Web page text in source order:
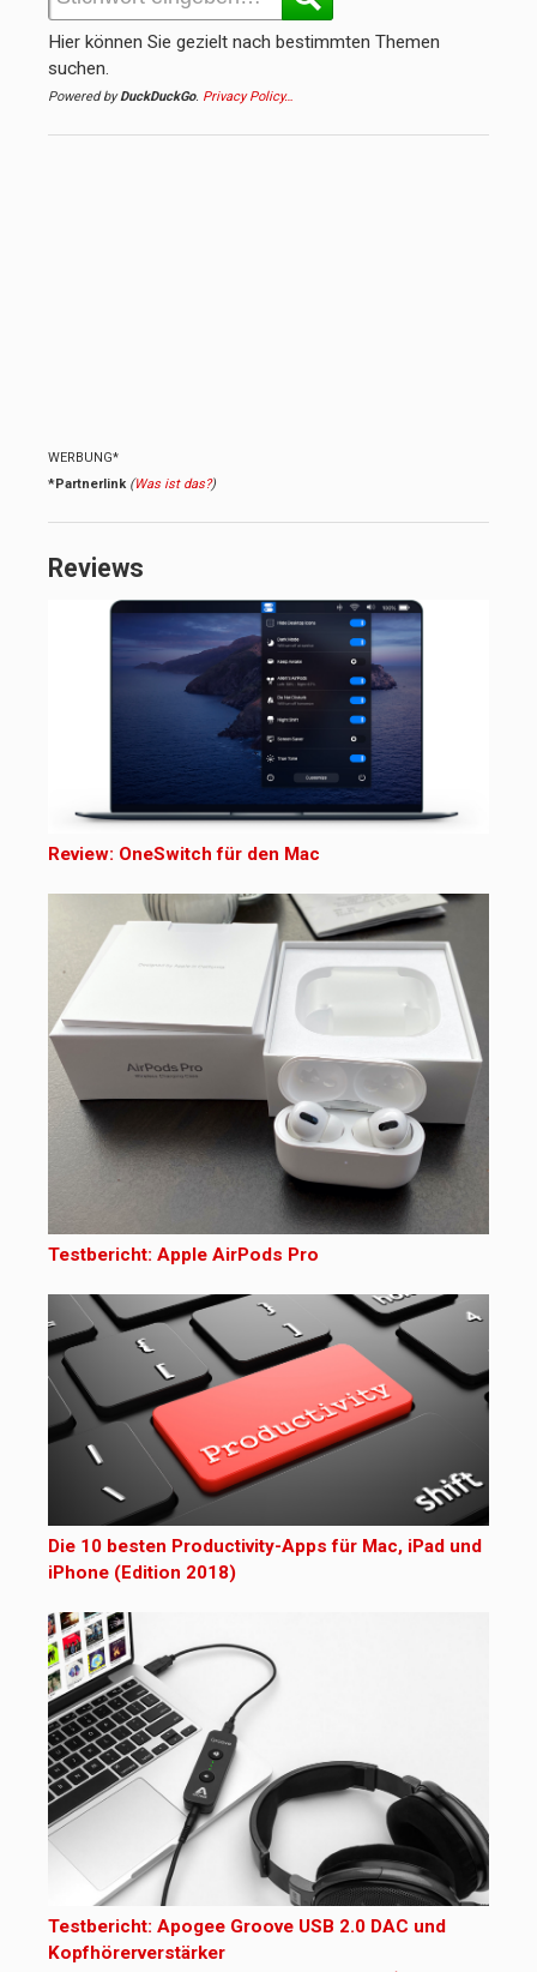
Hier können Sie gezielt nach bestimmten Themen
suchen.
Powered byDuckDuckGo. Privacy Policy…
WERBUNG*
*Partnerlink (Was ist das?)
Reviews
Review: OneSwitch für den Mac
Testbericht: Apple AirPods Pro
Die 10 besten Productivity-Apps für Mac, iPad und
iPhone (Edition 2018)
Testbericht: Apogee Groove USB 2.0 DAC und
Kopfhörerverstärker